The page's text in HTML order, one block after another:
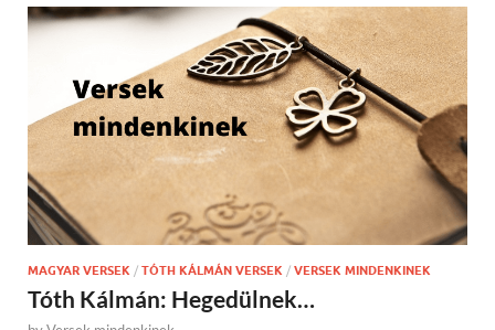
MAGYAR VERSEK / TÓTH KÁLMÁN VERSEK / VERSEK MINDENKINEK
Tóth Kálmán: Hegedülnek…